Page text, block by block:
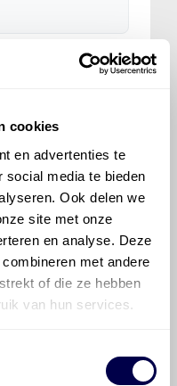
cookies
en advertenties te
social media te bieden
Ook delen we
site met onze
en analyse. Deze
met andere
of die ze hebben
van hun services.
ververst
de Hyundai
Deze
van Olyslager